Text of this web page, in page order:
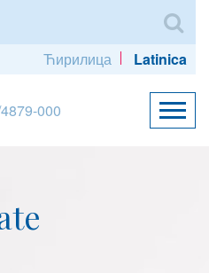
Ћирилица Latinica
000